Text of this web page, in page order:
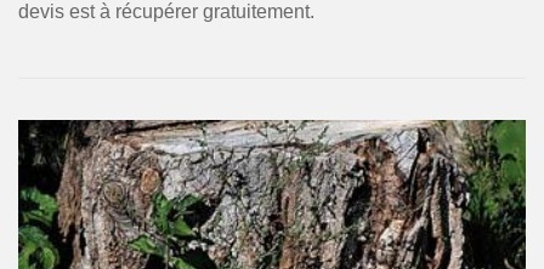
devis est à récupérer gratuitement.